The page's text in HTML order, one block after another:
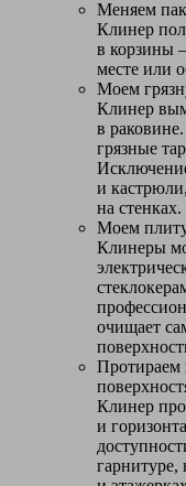
Меняем
Клинер
в корзины
месте или
Моем
Клинер
в
грязные
и
на стенках.
Моем
Клинеры
очищает
Протираем
Клинер
и
гарнитуре,